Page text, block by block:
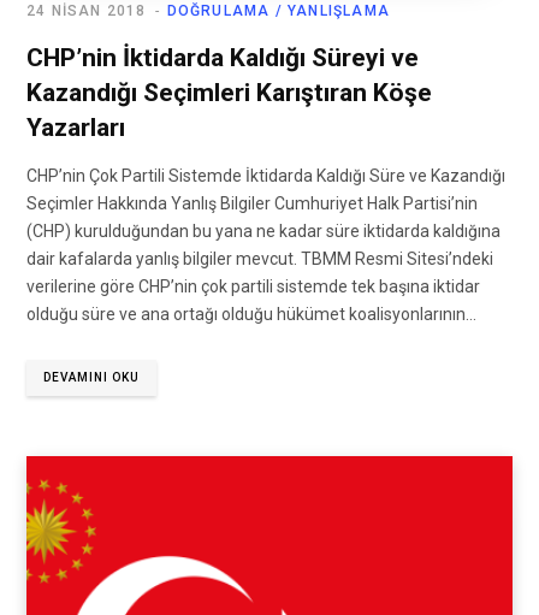
DOĞRULAMA / YANLIŞLAMA
24 NISAN 2018
CHP’nin İktidarda Kaldığı Süreyi ve
Kazandığı Seçimleri Karıştıran Köşe
Yazarları
CHP’nin Çok Partili Sistemde İktidarda Kaldığı Süre ve Kazandığı
Seçimler Hakkında Yanlış Bilgiler Cumhuriyet Halk Partisi’nin
(CHP) kurulduğundan bu yana ne kadar süre iktidarda kaldığına
dair kafalarda yanlış bilgiler mevcut. TBMM Resmi Sitesi’ndeki
verilerine göre CHP’nin çok partili sistemde tek başına iktidar
olduğu süre ve ana ortağı olduğu hükümet koalisyonlarının…
DEVAMINI OKU